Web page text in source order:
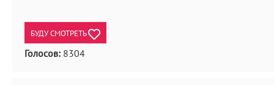
БУДУ СМОТРЕТЬ
Голосов: 8304